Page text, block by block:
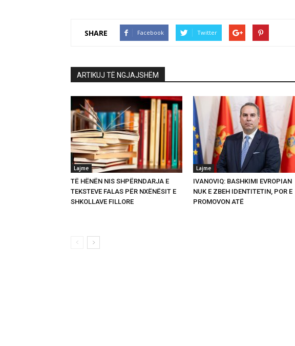
SHARE Facebook Twitter
ARTIKUJ TË NGJAJSHËM
Lajme
TË HËNËN NIS SHPËRNDARJA E
TEKSTEVE FALAS PËR NXËNËSIT E
SHKOLLAVE FILLORE
Lajme
IVANOVIQ: BASHKIMI EVROPIAN
NUK E ZBEH IDENTITETIN, POR E
PROMOVON ATË